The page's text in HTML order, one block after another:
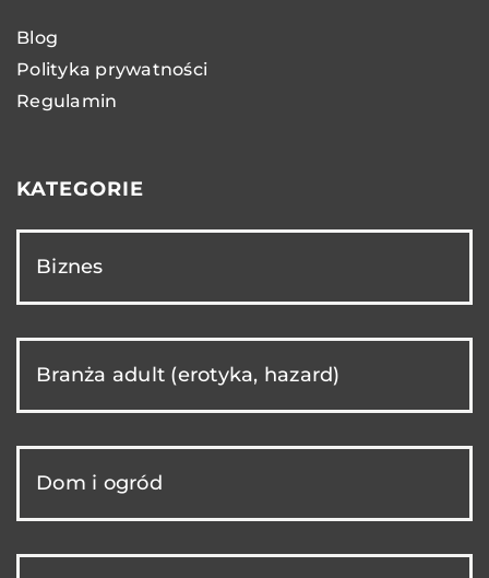
Blog
Polityka prywatności
Regulamin
KATEGORIE
Biznes
Branża adult (erotyka, hazard)
Dom i ogród